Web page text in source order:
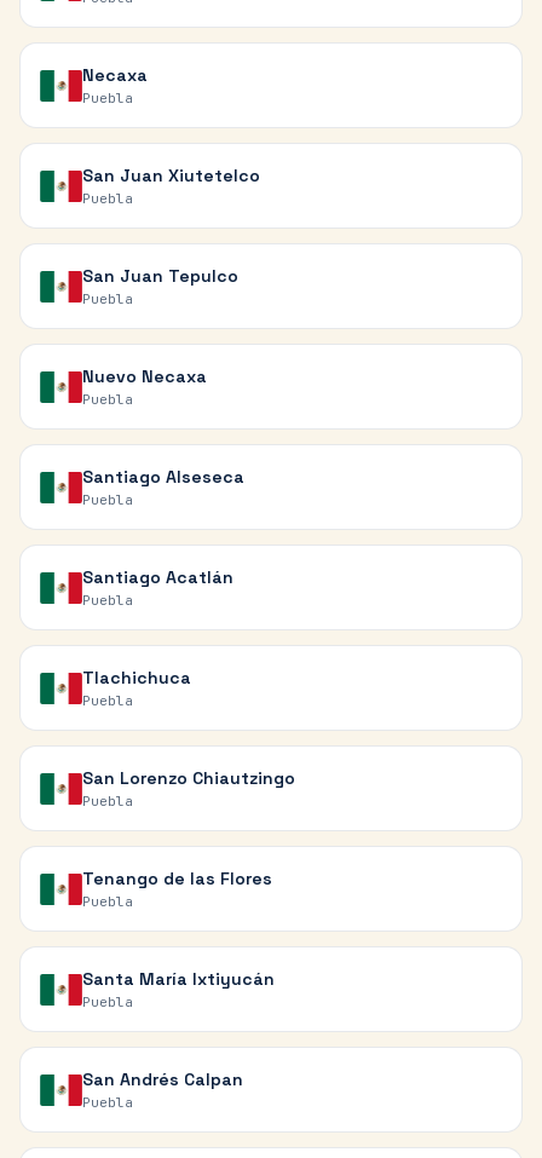
Necaxa
Puebla
San Juan Xiutetelco
Puebla
San Juan Tepulco
Puebla
Nuevo Necaxa
Puebla
Santiago Alseseca
Puebla
Santiago Acatlán
Puebla
Tlachichuca
Puebla
San Lorenzo Chiautzingo
Puebla
Tenango de las Flores
Puebla
Santa María Ixtiyucán
Puebla
San Andrés Calpan
Puebla